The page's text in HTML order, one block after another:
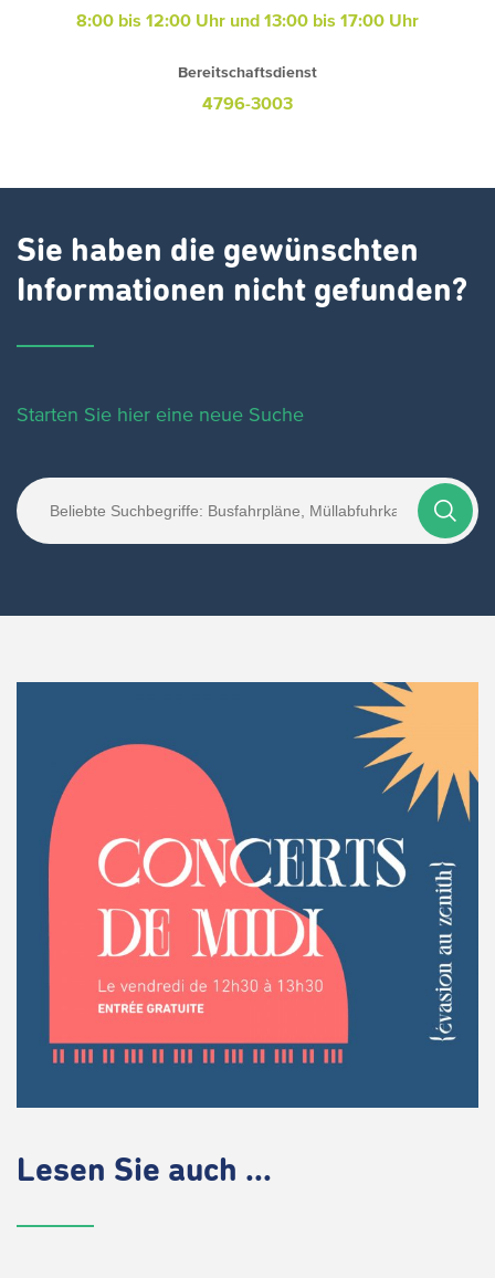
8:00 bis 12:00 Uhr und 13:00 bis 17:00 Uhr
Bereitschaftsdienst
4796-3003
Sie haben die gewünschten
Informationen nicht gefunden?
Starten Sie hier eine neue Suche
Lesen Sie auch ...